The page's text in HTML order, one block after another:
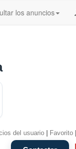
los anuncios
del usuario| Favorito|